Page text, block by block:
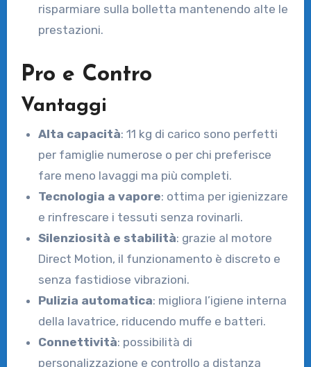
risparmiare sulla bolletta mantenendo alte le
prestazioni.
Pro e Contro
Vantaggi
Alta capacità: 11 kg di carico sono perfetti
per famiglie numerose o per chi preferisce
fare meno lavaggi ma più completi.
Tecnologia a vapore: ottima per igienizzare
e rinfrescare i tessuti senza rovinarli.
Silenziosità e stabilità: grazie al motore
Direct Motion, il funzionamento è discreto e
senza fastidiose vibrazioni.
Pulizia automatica: migliora l’igiene interna
della lavatrice, riducendo muffe e batteri.
Connettività: possibilità di
personalizzazione e controllo a distanza